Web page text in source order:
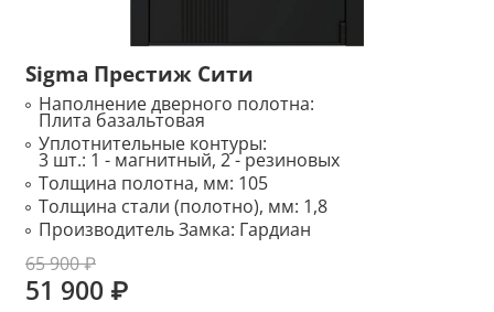
Sigma Престиж Сити
Наполнение дверного полотна:
Плита базальтовая
Уплотнительные контуры:
3 шт.: 1 - магнитный, 2 - резиновых
Толщина полотна, мм: 105
Толщина стали (полотно), мм: 1,8
Производитель Замка: Гардиан
65 900 ₽
51 900 ₽